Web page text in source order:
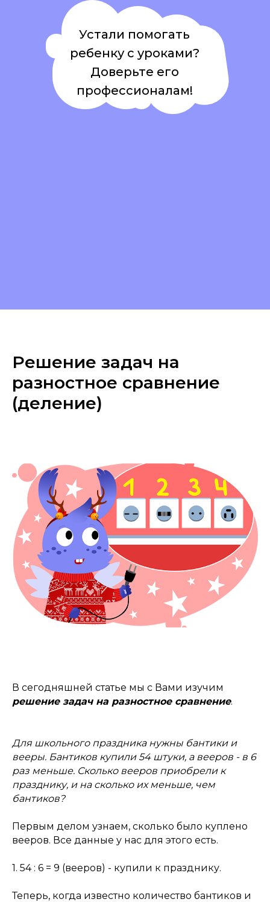
Устали помогать
ребенку с уроками?
Доверьте его
профессионалам!
Решение задач на
разностное сравнение
(деление)
В сегодняшней статье мы с Вами изучим
решение задач на разностное сравнение.
Для школьного праздника нужны бантики и
вееры. Бантиков купили 54 штуки, а вееров - в 6
раз меньше. Сколько вееров приобрели к
празднику, и на сколько их меньше, чем
бантиков?
Первым делом узнаем, сколько было куплено
вееров. Все данные у нас для этого есть.
1. 54 : 6 = 9 (вееров) - купили к празднику.
Теперь, когда известно количество бантиков и